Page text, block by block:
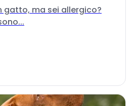
gatto, ma sei allergico?